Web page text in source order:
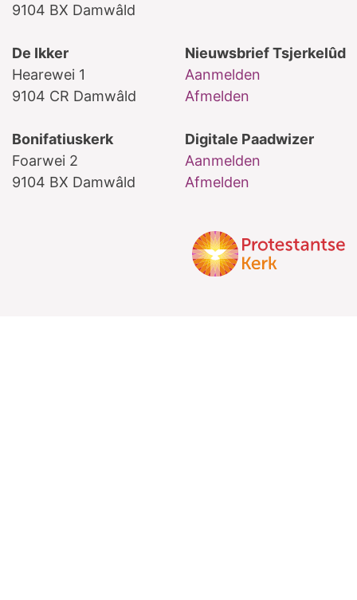
9104 BX Damwâld
De Ikker
Hearewei 1
9104 CR Damwâld
Nieuwsbrief Tsjerkelûd
Aanmelden
Afmelden
Bonifatiuskerk
Foarwei 2
9104 BX Damwâld
Digitale Paadwizer
Aanmelden
Afmelden